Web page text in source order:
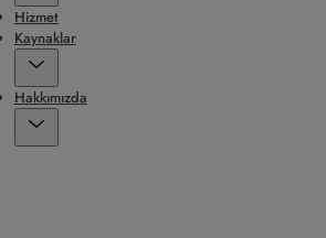
Hizmet
Kaynaklar
Hakkımızda